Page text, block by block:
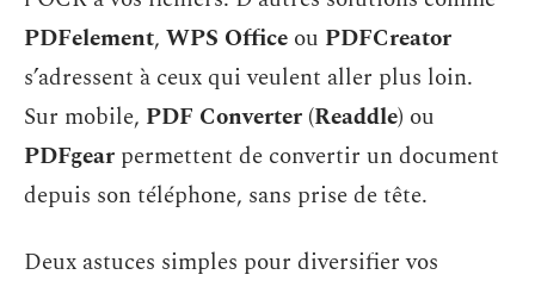
PDFelement, WPS Office ou PDFCreator
s’adressent à ceux qui veulent aller plus loin.
Sur mobile, PDF Converter (Readdle) ou
PDFgear permettent de convertir un document
depuis son téléphone, sans prise de tête.
Deux astuces simples pour diversifier vos